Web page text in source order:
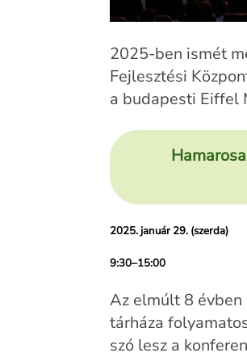
2025-ben ismét
Fejlesztési
a budapesti Eiffel
2025. január 29. (szerda)
9:30–15:00
Az elmúlt 8
tárháza
szó lesz a